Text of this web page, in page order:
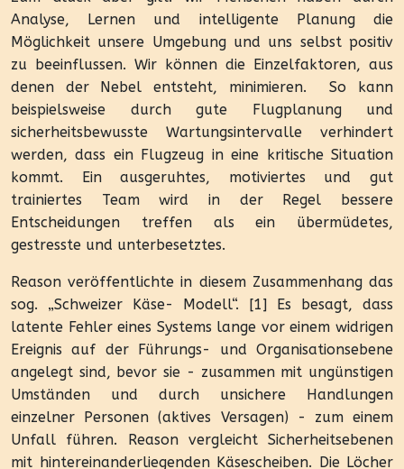
Analyse, Lernen und intelligente Planung die
Möglichkeit unsere Umgebung und uns selbst positiv
zu beeinflussen. Wir können die Einzelfaktoren, aus
denen der Nebel entsteht, minimieren.
So kann
beispielsweise durch gute Flugplanung und
sicherheitsbewusste Wartungsintervalle verhindert
werden, dass ein Flugzeug in eine kritische Situation
kommt. Ein ausgeruhtes, motiviertes und gut
trainiertes Team wird in der Regel bessere
Entscheidungen treffen als ein übermüdetes,
gestresste und unterbesetztes.
Reason veröffentlichte in diesem Zusammenhang das
sog. „Schweizer Käse- Modell“. [1] Es besagt, dass
latente Fehler eines Systems lange vor einem widrigen
Ereignis auf der Führungs- und Organisationsebene
angelegt sind, bevor sie - zusammen mit ungünstigen
Umständen und durch unsichere Handlungen
einzelner Personen (aktives Versagen) - zum einem
Unfall führen. Reason vergleicht Sicherheitsebenen
mit hintereinanderliegenden Käsescheiben. Die Löcher